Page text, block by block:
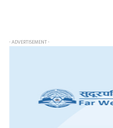
- ADVERTISEMENT -